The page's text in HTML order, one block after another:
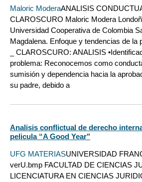
Maloric ModeraANALISIS
CLAROSCURO Maloric Modera
Universidad Cooperativa de Colombia
Magdalena. Enfoque y tendencias de la
_ CLAROSCURO: ANALISIS
problema: Reconocemos como
sumisión y dependencia hacia la
su padre, debido a
Analisis conflictual de derecho
pelicula “A Good Year"
UFG MATERIASUNIVERSIDAD
verU.bmp FACULTAD DE CIENCIAS
LICENCIATURA EN CIENCIAS